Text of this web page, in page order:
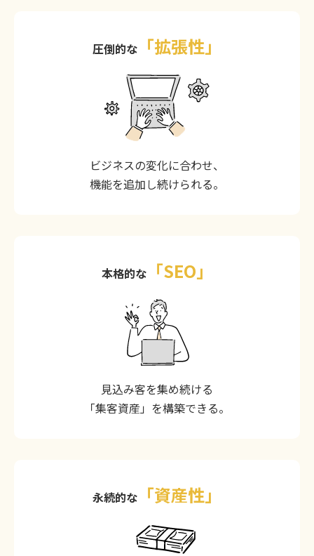
圧倒的な 「拡張性」
ビジネスの変化に合わせ、
機能を追加し続けられる。
本格的な「SEO」
見込み客を集め続ける
「集客資産」を構築できる。
永続的な 「資産性」